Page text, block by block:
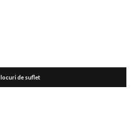
locuri de suflet